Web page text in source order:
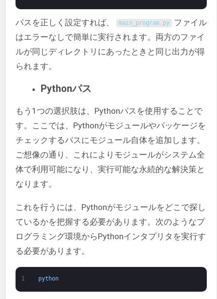
パスを正しく設定すれば、 main_program. py ファイル
はエラーなしで簡単に実行されます。両方のファイ
ルが同じディレクトリにあったときと同じ出力が得
られます。
Pythonパス
もう1つの選択肢は、Pythonパスを使用することで
す。ここでは、Pythonがモジュールやパッケージを
チェックするパスにモジュール自体を追加します。
ご想像の通り、これによりモジュールがシステム全
体で利用可能になり、実行可能な永続的な解決策と
なります。
これを行うには、Pythonがモジュールをどこで探し
ているかを把握する必要があります。次のようなプ
ログラミング環境からPythonインタプリタを実行す
る必要があります。
1 python